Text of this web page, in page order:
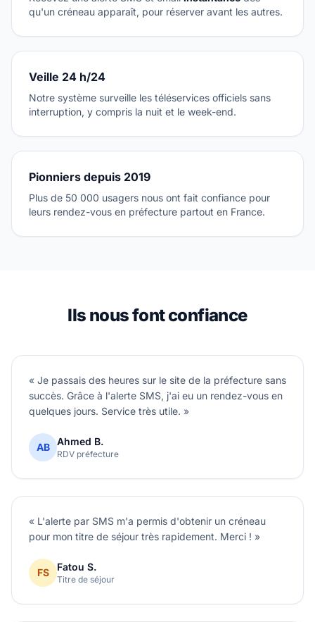
qu'un créneau apparaît, pour réserver avant les autres.
Veille 24 h/24
Notre système surveille les téléservices officiels sans
interruption, y compris la nuit et le week-end.
Pionniers depuis 2019
Plus de 50 000 usagers nous ont fait confiance pour
leurs rendez-vous en préfecture partout en France.
Ils nous font confiance
« Je passais des heures sur le site de la préfecture sans
succès. Grâce à l'alerte SMS, j'ai eu un rendez-vous en
quelques jours. Service très utile. »
AB Ahmed B.
RDV préfecture
« L'alerte par SMS m'a permis d'obtenir un créneau
pour mon titre de séjour très rapidement. Merci ! »
FS Fatou S.
Titre de séjour